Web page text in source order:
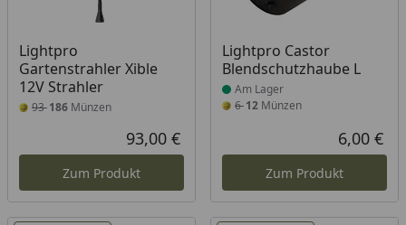
Lightpro
Gartenstrahler Xible
12V Strahler
93186 Münzen
Aktueller Preis
93,00 €
Zum Produkt
Lightpro Castor
Blendschutzhaube L
Produkt am Lager
Am Lager
612Münzen
6,00 €
Zum Produkt